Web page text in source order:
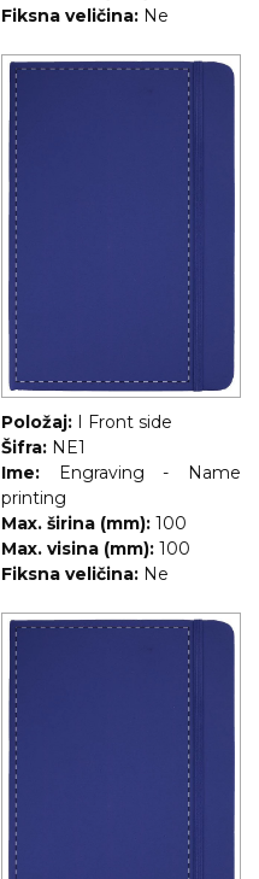
Fiksna veličina: Ne
Položaj:
I Front side
Šifra: NE1
Ime:
Engraving - Name
printing
Max. širina (mm): 100
Max. visina (mm): 100
Fiksna veličina: Ne